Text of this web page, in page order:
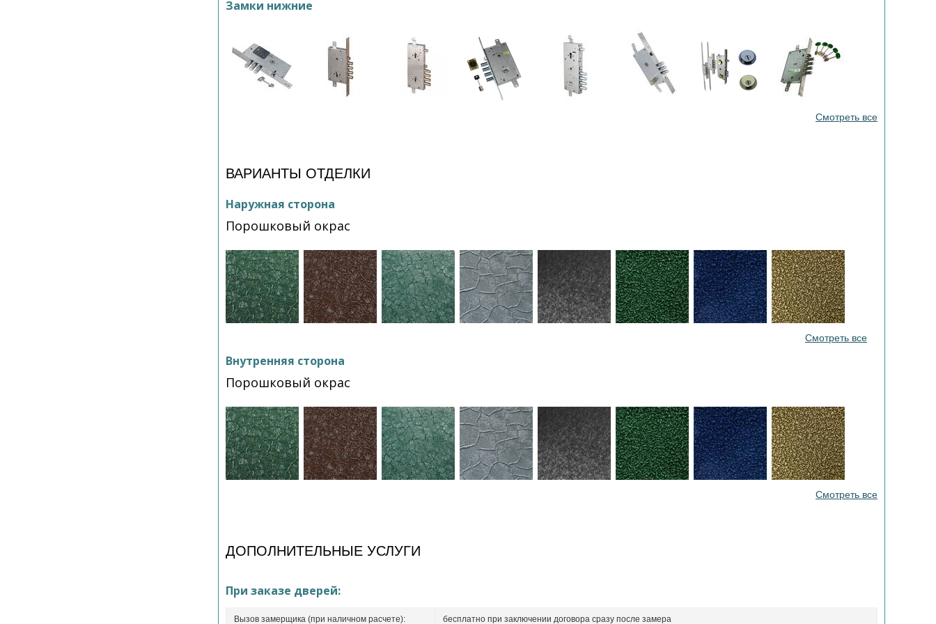
Замки нижние
Смотреть все
ВАРИАНТЫ ОТДЕЛКИ
Наружная сторона
Порошковый окрас
Смотреть все
Внутренняя сторона
Порошковый окрас
Смотреть все
ДОПОЛНИТЕЛЬНЫЕ УСЛУГИ
При заказе дверей:
Вызов замерщика (при наличном расчете): бесплатно при заключении договора сразу после замера